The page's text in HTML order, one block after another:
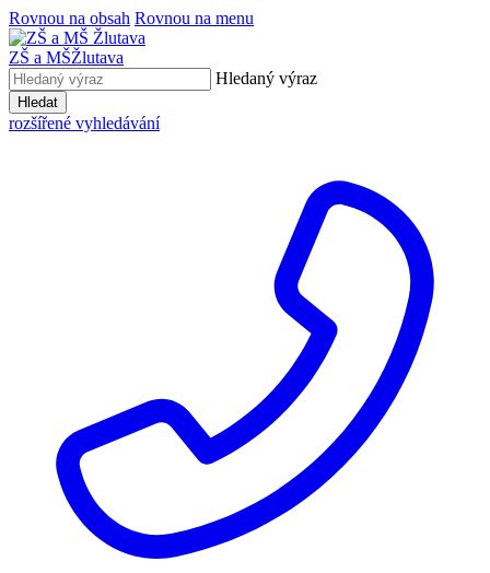
Rovnou na obsah Rovnou na menu
ZŠ a MŠŽlutava
Hledaný výraz
Hledat
rozšířené vyhledávání